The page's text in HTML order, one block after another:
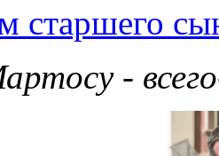
старшего
-